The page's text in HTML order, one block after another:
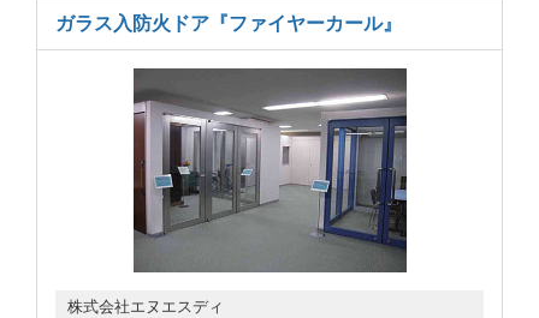
ガラス入防火ドア 『ファイヤーカール』
株式会社エヌエスディ